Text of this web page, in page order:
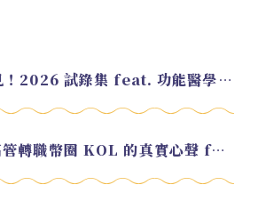
EP.220 好久不見！2026 試錄集 feat. 功能醫學營養師 美寶
EP.219 從銀行高管轉職幣圈 KOL 的真實心聲 feat.龜大